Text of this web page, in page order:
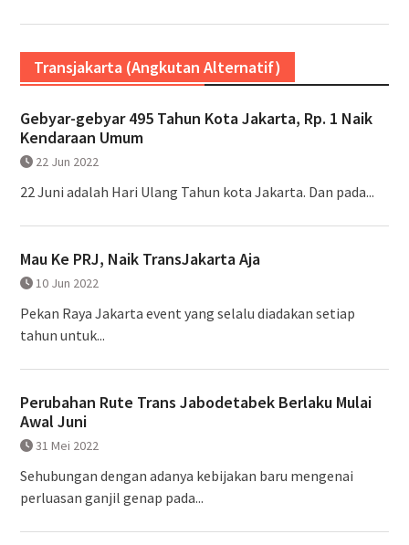
Transjakarta (Angkutan Alternatif)
Gebyar-gebyar 495 Tahun Kota Jakarta, Rp. 1 Naik
Kendaraan Umum
22 Jun 2022
22 Juni adalah Hari Ulang Tahun kota Jakarta. Dan pada...
Mau Ke PRJ, Naik TransJakarta Aja
10 Jun 2022
Pekan Raya Jakarta event yang selalu diadakan setiap
tahun untuk...
Perubahan Rute Trans Jabodetabek Berlaku Mulai
Awal Juni
31 Mei 2022
Sehubungan dengan adanya kebijakan baru mengenai
perluasan ganjil genap pada...